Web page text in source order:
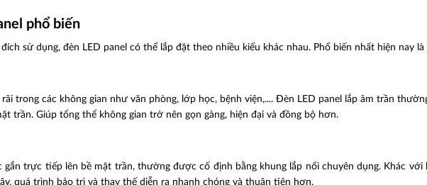
phổ biến
sử dụng, đèn LED panel có thể lắp đặt theo nhiều kiểu khác nhau. Phổ biến nhất hiện nay
trong các không gian như văn phòng, lớp học, bệnh viện,.... Đèn LED panel lắp âm trần
trần. Giúp tổng thể không gian trở nên gọn gàng, hiện đại và đồng bộ hơn.
gắn trực tiếp lên bề mặt trần, thường được cố định bằng khung lắp nổi chuyên dụng. Khác
quá trình bảo trì và thay thế diễn ra nhanh chóng và thuận tiện hơn.